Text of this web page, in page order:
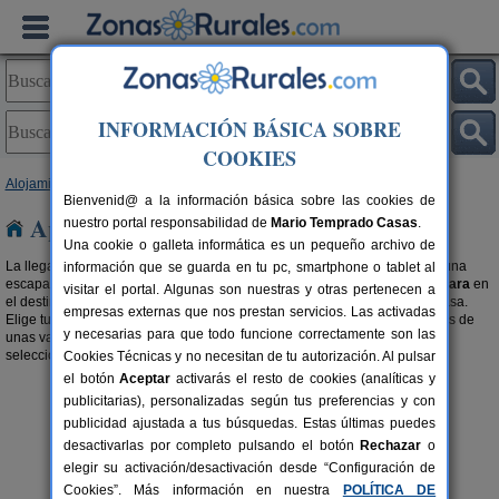
Alojamientos
Apartamentos en Guadalajara
La llegada de las vacaciones y los días festivos son sinónimos de hacer una
escapada. Desconecta y disfruta alalquilar un apartamento en Guadalajaraen
el destino que deseas. Días de de relax con la comodidad de tu propia casa.
Elige tu destino, mira los apartamentos disponibles e infórmate, disfrutarás de
unas vacaciones únicas. También te recomendamos buscar en nuestra
selección deViviendas turísticas en Guadalajara .
INFORMACIÓN BÁSICA SOBRE
COOKIES
Bienvenid@ a la información básica sobre las cookies de
nuestro portal responsabilidad de Mario Temprado Casas.
Una cookie o galleta informática es un pequeño archivo de
información que se guarda en tu pc, smartphone o tablet al
visitar el portal. Algunas son nuestras y otras pertenecen a
empresas externas que nos prestan servicios. Las activadas
y necesarias para que todo funcione correctamente son las
Cookies Técnicas y no necesitan de tu autorización. Al pulsar
el botónAceptar activarás el resto de cookies (analíticas y
publicitarias), personalizadas según tus preferencias y con
publicidad ajustada a tus búsquedas. Estas últimas puedes
desactivarlas por completo pulsando el botón Rechazar o
elegir su activación/desactivación desde “Configuración de
Cookies”. Más información en nuestra
POLÍTICA DE